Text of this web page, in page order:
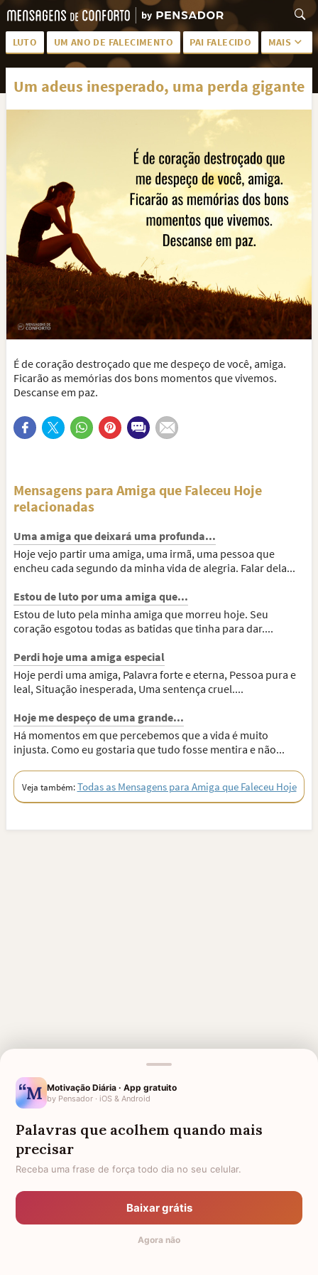
LUTO UM ANO DE FALECIMENTO PAI FALECIDO MAIS
LUTO PARA AMIGA PALAVRAS
SAUDADES DA MÃE PÊSAMES
DESCANSE EM PAZ
FIM DE NAMORO
TODAS AS CATEGORIAS
Um adeus inesperado, uma perda gigante
É de coração destroçado que me despeço de você, amiga.
Ficarão as memórias dos bons momentos que vivemos.
Descanse em paz.
Mensagens para Amiga que Faleceu Hoje
relacionadas
Uma amiga que deixará uma profunda...
Hoje vejo partir uma amiga, uma irmã, uma pessoa que
encheu cada segundo da minha vida de alegria. Falar dela...
Estou de luto por uma amiga que...
Estou de luto pela minha amiga que morreu hoje. Seu
coração esgotou todas as batidas que tinha para dar....
Perdi hoje uma amiga especial
Hoje perdi uma amiga, Palavra forte e eterna, Pessoa pura e
leal, Situação inesperada, Uma sentença cruel....
Hoje me despeço de uma grande...
Há momentos em que percebemos que a vida é muito
injusta. Como eu gostaria que tudo fosse mentira e não...
Veja também:Todas as Mensagens para Amiga que Faleceu Hoje
MENSAGENS RELACIONADAS
PARA UMA PESSOA ESPECIAL
HOMENAGEM PARA UMA IRMÃ
FALECIDA
FRASES DE PERDA DE ALGUÉM
LUTO POR UMA PESSOA
SAUDADE E ADEUS
ADEUS PARA QUEM MORREU
Motivação Diária · App gratuito
by Pensador · iOS & Android
Palavras que acolhem quando mais
precisar
Receba uma frase de força todo dia no seu celular.
Baixar grátis
Agora não